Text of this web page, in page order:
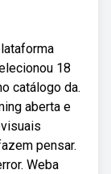
18
catálogo da.
aberta e
pensar.
Weba